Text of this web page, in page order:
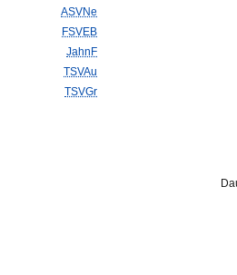
ASVNe
FSVEB
JahnF
TSVAu
TSVGr